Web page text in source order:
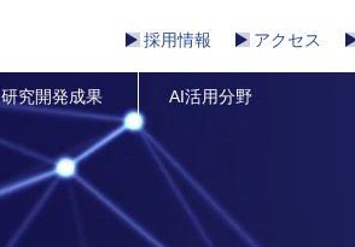
採用情報 アクセス
研究開発成果 AI活用分野